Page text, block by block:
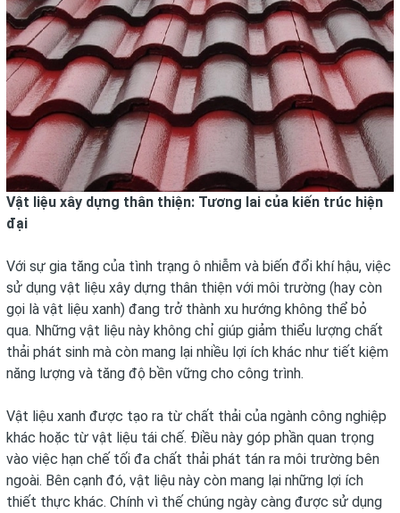
Vật liệu xây dựng thân thiện: Tương lai của kiến trúc hiện
đại
Với sự gia tăng của tình trạng ô nhiễm và biến đổi khí hậu, việc
sử dụng vật liệu xây dựng thân thiện với môi trường (hay còn
gọi là vật liệu xanh) đang trở thành xu hướng không thể bỏ
qua. Những vật liệu này không chỉ giúp giảm thiểu lượng chất
thải phát sinh mà còn mang lại nhiều lợi ích khác như tiết kiệm
năng lượng và tăng độ bền vững cho công trình.
Vật liệu xanh được tạo ra từ chất thải của ngành công nghiệp
khác hoặc từ vật liệu tái chế. Điều này góp phần quan trọng
vào việc hạn chế tối đa chất thải phát tán ra môi trường bên
ngoài. Bên cạnh đó, vật liệu này còn mang lại những lợi ích
thiết thực khác. Chính vì thế chúng ngày càng được sử dụng